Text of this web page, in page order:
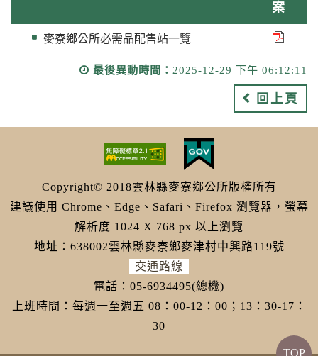
案
麥寮鄉公所必需品配售站一覽
最後異動時間： 2025-12-29 下午 06:12:11
回上頁
Copyright© 2018雲林縣麥寮鄉公所版權所有
建議使用 Chrome、Edge、Safari、Firefox 瀏覽器，螢幕
解析度 1024 X 768 px 以上瀏覽
地址：638002雲林縣麥寮鄉麥津村中興路119號
交通路線
電話：05-6934495(總機)
上班時間：每週一至週五 08：00-12：00；13：30-17：
30
TOP